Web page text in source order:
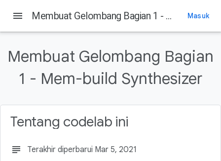
menu Membuat Gelombang Bagian 1 - Mem-build Synthesizer Masuk
Membuat Gelombang Bagian
1 - Mem-build Synthesizer
Tentang codelab ini
subject Terakhir diperbarui Mar 5, 2021